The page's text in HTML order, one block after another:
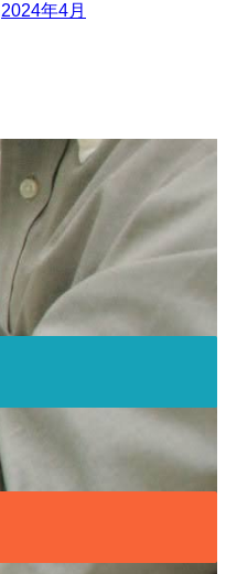
2024年4月